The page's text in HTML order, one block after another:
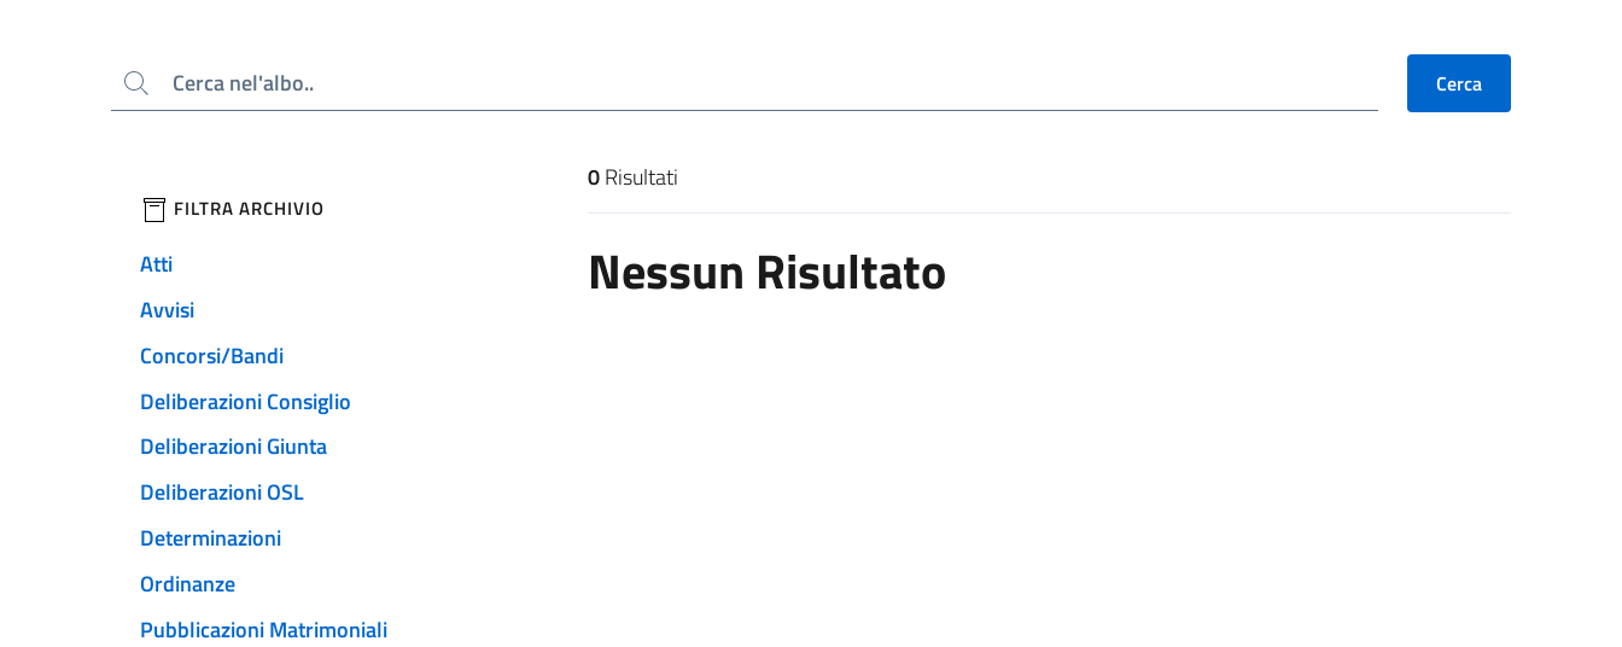
Cerca Cerca
filtri da applicare
FILTRA ARCHIVIO
Atti
Avvisi
Concorsi/Bandi
Deliberazioni Consiglio
Deliberazioni Giunta
Deliberazioni OSL
Determinazioni
Ordinanze
Pubblicazioni Matrimoniali
Risultati di ricerca
0Risultati
Nessun Risultato